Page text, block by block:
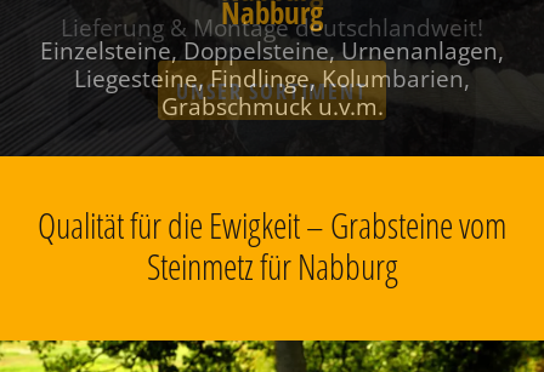
Nabburg
Einzelsteine, Doppelsteine, Urnenanlagen,
Liegesteine, Findlinge, Kolumbarien,
Grabschmuck u.v.m.
Qualität für die Ewigkeit – Grabsteine vom
Steinmetz für Nabburg